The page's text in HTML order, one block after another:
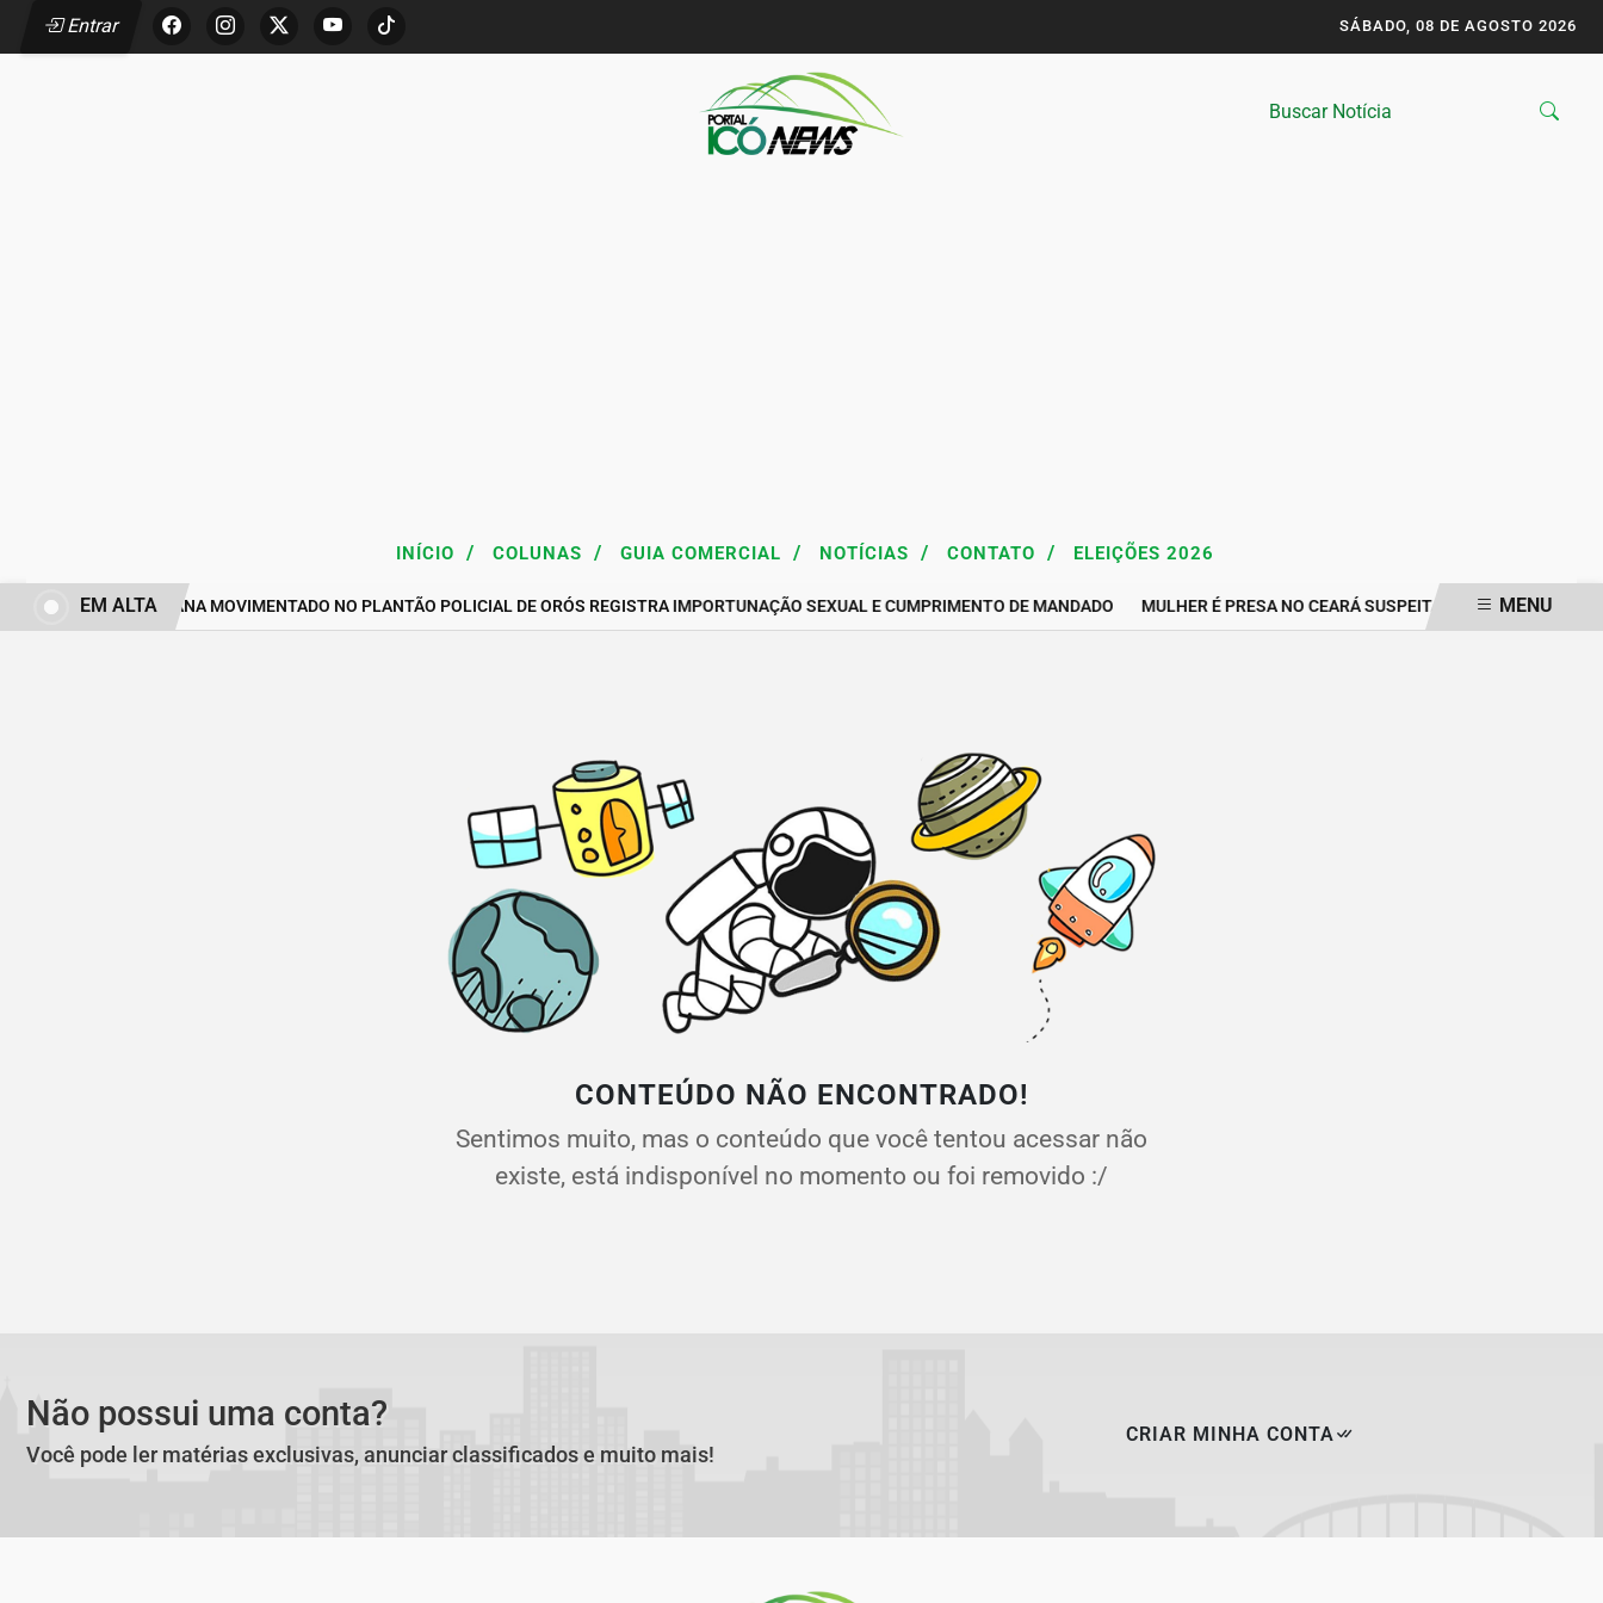
Entrar SÁBADO, 08 DE AGOSTO 2026
INÍCIO / COLUNAS / GUIA COMERCIAL / NOTÍCIAS / CONTATO / ELEIÇÕES 2026
FIM DE SEMANA MOVIMENTADO NO PLANTÃO POLICIAL DE ORÓS REGISTRA IMPORTUNAÇÃO SEXUAL E CUMPRIMENTO DE MANDADO MULHER É PRESA NO CEARÁ SUSPEITA DE GRAVAR VÍDEO
EM ALTA MENU
CONTEÚDO NÃO ENCONTRADO!
Sentimos muito, mas o conteúdo que você tentou acessar não
existe, está indisponível no momento ou foi removido :/
Não possui uma conta?
Você pode ler matérias exclusivas, anunciar classificados e muito mais!
CRIAR MINHA CONTA